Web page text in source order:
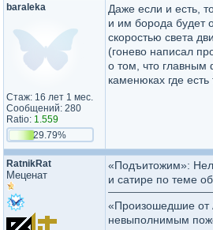
baraleka
Стаж: 16 лет 1 мес.
Сообщений: 280
Ratio: 1.559
29.79%
Даже если и есть,
и им борода будет
скоростью света
(гонево написал
о том, что главным
каменюках где
RatnikRat
Меценат
«Подъитожим»:
и сатире по теме
«Произошедшие от
невыполнимым